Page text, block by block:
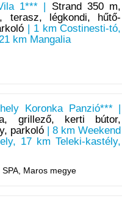
1*** | Strand 350 m,
terasz, légkondi, hűtő-
| 1 km Costinesti-tó,
km Mangalia
Koronka Panzió*** |
grillező, kerti bútor,
parkoló| 8 km Weekend
17 km Teleki-kastély,
Maros megye